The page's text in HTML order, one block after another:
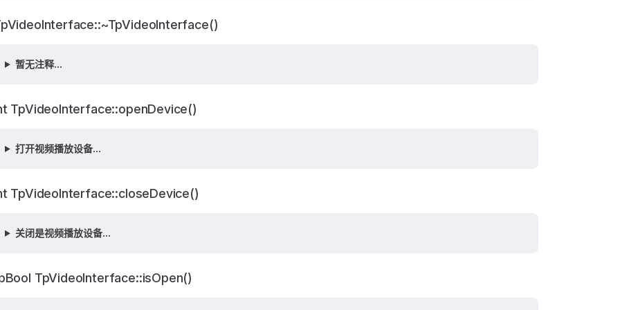
暂无注释...
TpVideoInterface::openDevice()
打开视频播放设备...
TpVideoInterface::closeDevice()
关闭是视频播放设备...
TpVideoInterface::isOpen()